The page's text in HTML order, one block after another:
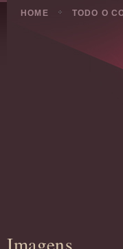
HOME TODO O
Imagens